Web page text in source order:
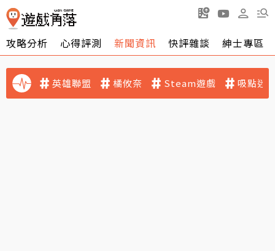
攻略分析 心得評測 新聞資訊 快評雜談 紳士專區
英雄聯盟 橘攸奈 Steam遊戲 吸點迷